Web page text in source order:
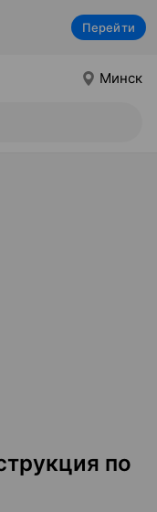
Перейти
Минск
по